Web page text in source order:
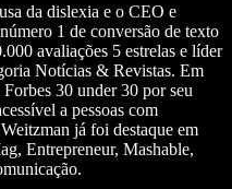
da dislexia e o CEO e
1 de conversão de texto
avaliações 5 estrelas e líder
Notícias & Revistas. Em
30 under 30 por seu
a pessoas com
já foi destaque em
Entrepreneur, Mashable,